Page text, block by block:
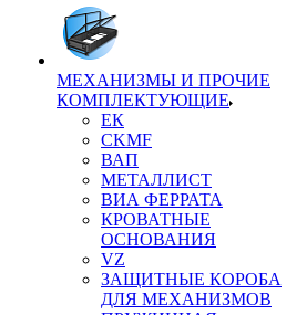
МЕХАНИЗМЫ И ПРОЧИЕ
КОМПЛЕКТУЮЩИЕ
ЕК
CKMF
ВАП
МЕТАЛЛИСТ
ВИА ФЕРРАТА
КРОВАТНЫЕ
ОСНОВАНИЯ
VZ
ЗАЩИТНЫЕ КОРОБА
ДЛЯ МЕХАНИЗМОВ